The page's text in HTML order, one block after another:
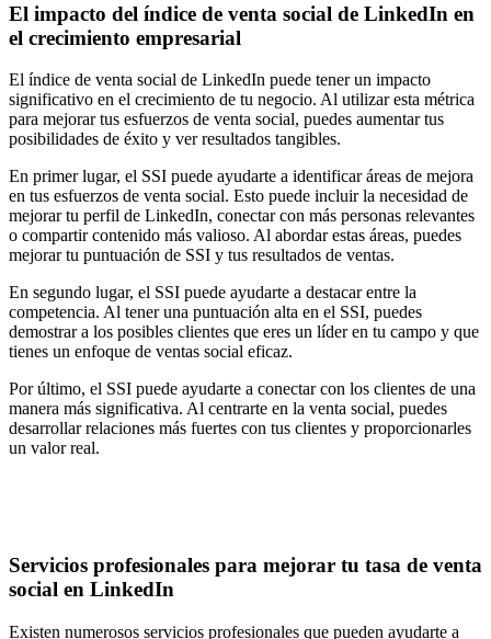
El impacto del índice de venta social de LinkedIn en
el crecimiento empresarial
El índice de venta social de LinkedIn puede tener un impacto
significativo en el crecimiento de tu negocio. Al utilizar esta métrica
para mejorar tus esfuerzos de venta social, puedes aumentar tus
posibilidades de éxito y ver resultados tangibles.
En primer lugar, el SSI puede ayudarte a identificar áreas de mejora
en tus esfuerzos de venta social. Esto puede incluir la necesidad de
mejorar tu perfil de LinkedIn, conectar con más personas relevantes
o compartir contenido más valioso. Al abordar estas áreas, puedes
mejorar tu puntuación de SSI y tus resultados de ventas.
En segundo lugar, el SSI puede ayudarte a destacar entre la
competencia. Al tener una puntuación alta en el SSI, puedes
demostrar a los posibles clientes que eres un líder en tu campo y que
tienes un enfoque de ventas social eficaz.
Por último, el SSI puede ayudarte a conectar con los clientes de una
manera más significativa. Al centrarte en la venta social, puedes
desarrollar relaciones más fuertes con tus clientes y proporcionarles
un valor real.
Servicios profesionales para mejorar tu tasa de venta
social en LinkedIn
Existen numerosos servicios profesionales que pueden ayudarte a